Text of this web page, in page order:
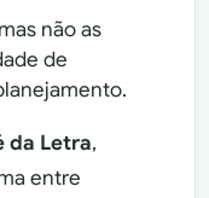
não as
de
da Letra,
entre